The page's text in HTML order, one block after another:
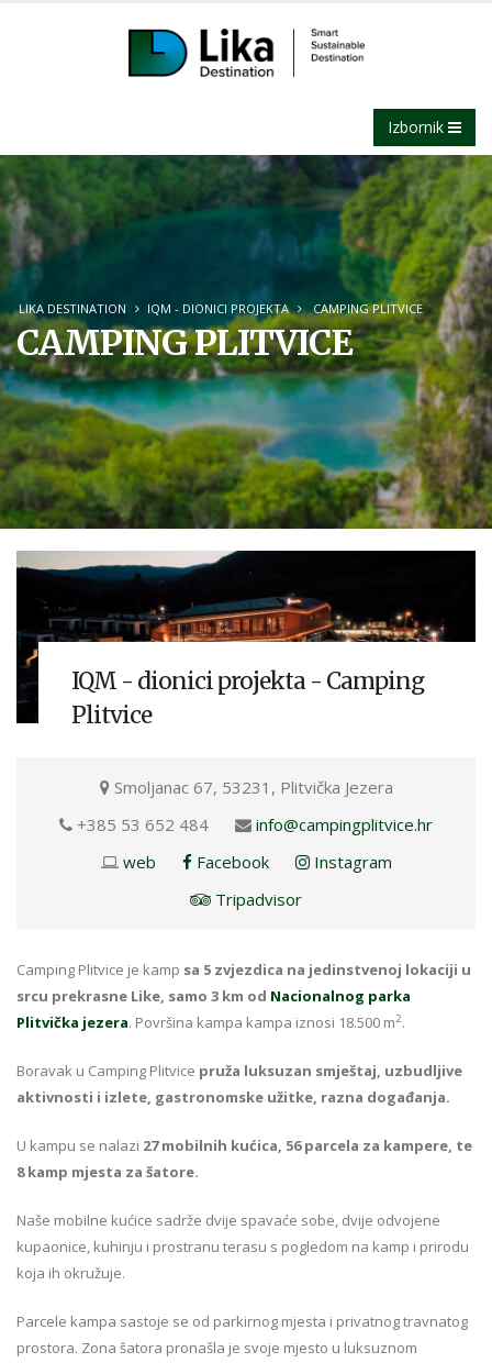
Izbornik
LIKA DESTINATION IQM - DIONICI PROJEKTA CAMPING PLITVICE
CAMPING PLITVICE
IQM - dionici projekta - Camping
Plitvice
Smoljanac 67, 53231, Plitvička Jezera
+385 53 652 484
info@campingplitvice.hr
web
Facebook
Instagram
Tripadvisor
Camping Plitvice je kamp sa 5 zvjezdica na jedinstvenoj lokaciji u
srcu prekrasne Like, samo 3 km od Nacionalnog parka
Plitvička jezera. Površina kampa kampa iznosi 18.500 m2.
Boravak u Camping Plitvice pruža luksuzan smještaj, uzbudljive
aktivnosti i izlete, gastronomske užitke, razna događanja.
U kampu se nalazi 27 mobilnih kućica, 56 parcela za kampere, te
8 kamp mjesta za šatore.
Naše mobilne kućice sadrže dvije spavaće sobe, dvije odvojene
kupaonice, kuhinju i prostranu terasu s pogledom na kamp i prirodu
koja ih okružuje.
Parcele kampa sastoje se od parkirnog mjesta i privatnog travnatog
prostora. Zona šatora pronašla je svoje mjesto u luksuznom